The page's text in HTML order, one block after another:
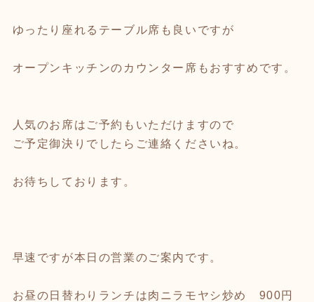
ゆったり座れるテーブル席も良いですが
オープンキッチンのカウンター席もおすすめです。
人気のお席はご予約もいただけますので
ご予定御決りでしたらご連絡くださいね。
お待ちしております。
早速ですが本日の営業のご案内です。
お昼の日替わりランチは肉ニラモヤシ炒め 900円